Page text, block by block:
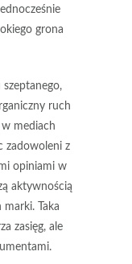
grona
ruch
w mediach
zadowoleni z
opiniami w
aktywnością
Taka
zasięg, ale